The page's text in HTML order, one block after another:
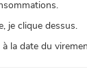
je clique dessus.
la date du